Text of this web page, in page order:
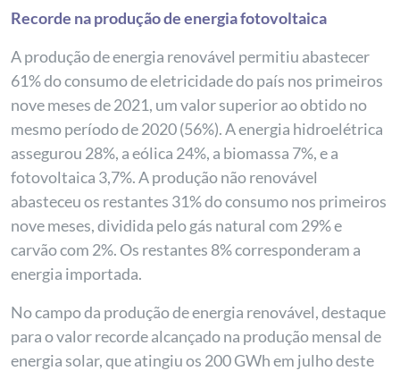
Recorde na produção de energia fotovoltaica
A produção de energia renovável permitiu abastecer
61% do consumo de eletricidade do país nos primeiros
nove meses de 2021, um valor superior ao obtido no
mesmo período de 2020 (56%). A energia hidroelétrica
assegurou 28%, a eólica 24%, a biomassa 7%, e a
fotovoltaica 3,7%. A produção não renovável
abasteceu os restantes 31% do consumo nos primeiros
nove meses, dividida pelo gás natural com 29% e
carvão com 2%. Os restantes 8% corresponderam a
energia importada.
No campo da produção de energia renovável, destaque
para o valor recorde alcançado na produção mensal de
energia solar, que atingiu os 200 GWh em julho deste